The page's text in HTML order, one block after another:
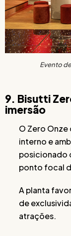
Evento
9. Bisutti
imersão
O Zero
interno e
posicionado
ponto focal
A planta
de
atrações.